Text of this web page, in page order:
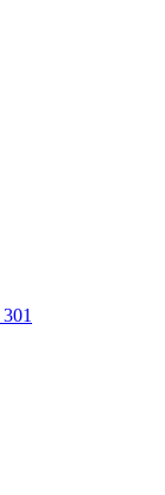
301